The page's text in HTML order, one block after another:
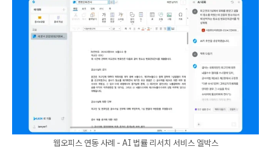
웹오피스 연동 사례 - AI 법률 리서치 서비스 엘박스